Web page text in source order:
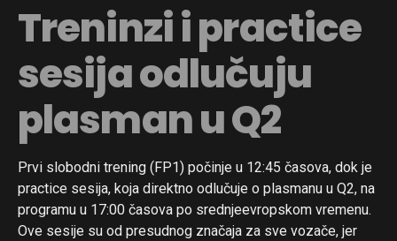
Treninzi i practice
sesija odlučuju
plasman u Q2
Prvi slobodni trening (FP1) počinje u 12:45 časova, dok je
practice sesija, koja direktno odlučuje o plasmanu u Q2, na
programu u 17:00 časova po srednjeevropskom vremenu.
Ove sesije su od presudnog značaja za sve vozače, jer